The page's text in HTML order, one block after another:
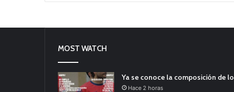
MOST WATCH
Ya se conoce la composición de
Hace 2 horas